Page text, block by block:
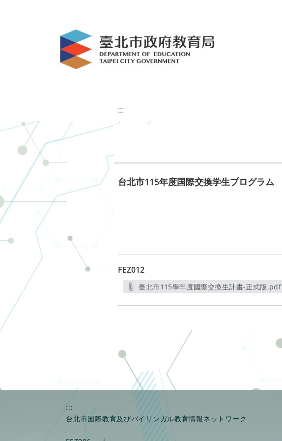
:::
台北市115年度国際交換学生プログラム
FEZ012
臺北市115學年度國際交換生計畫-正式版.pdf
:::
台北市国際教育及びバイリンガル教育情報ネットワーク